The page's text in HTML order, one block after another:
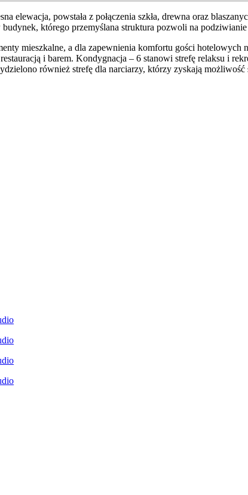
elewacja, powstała z połączenia szkła, drewna oraz
którego przemyślana struktura pozwoli na
mieszkalne, a dla zapewnienia komfortu gości
i barem. Kondygnacja – 6 stanowi strefę relaksu i
również strefę dla narciarzy, którzy zyskają możliwość